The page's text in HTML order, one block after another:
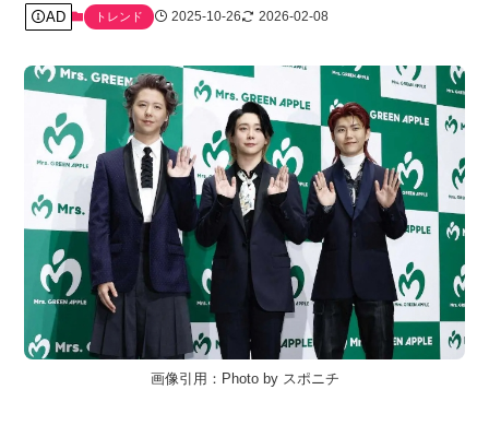
AD トレンド 2025-10-26 2026-02-08
画像引用：Photo by スポニチ